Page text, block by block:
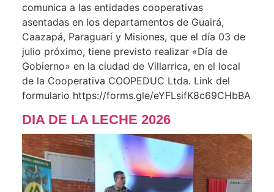
comunica a las entidades cooperativas
asentadas en los departamentos de Guairá,
Caazapá, Paraguarí y Misiones, que el día 03 de
julio próximo, tiene previsto realizar «Día de
Gobierno» en la ciudad de Villarrica, en el local
de la Cooperativa COOPEDUC Ltda. Link del
formulario https://forms.gle/eYFLsifK8c69CHbBA
DIA DE LA LECHE 2026